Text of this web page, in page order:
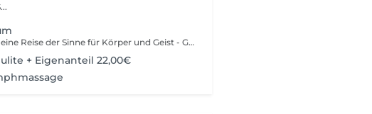
Begeben Sie sich auf eine Reise der Sinne für Körper und Geist - Gönnen Sie sich eine Auszeit. Reinigendes Ganzkörper- Peeling mit einem speziellen Sisal-Massage-Handschuh Entspannende Ganzkörpermassage mit dem kostbaren Kirschblütenöl Intensiv-pflegende Hand- und Fuß- Massage mit der Massagekerze
+ Eigenanteil 22,00€